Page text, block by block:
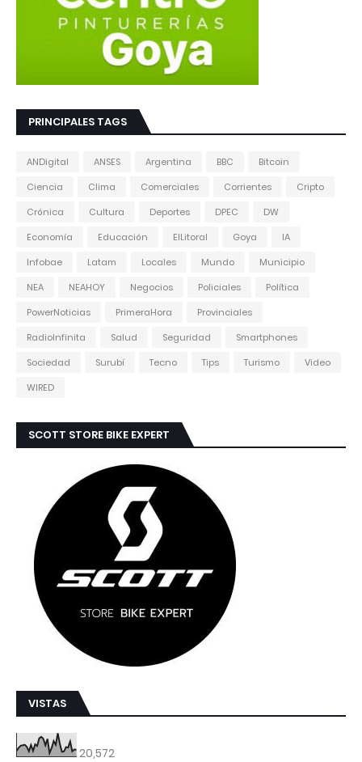
PRINCIPALES TAGS
ANDigital ANSES Argentina BBC
Bitcoin
Ciencia
Clima Comerciales Corrientes
Cripto
Crónica
Cultura Deportes DPEC
DW
Economía
Educación ElLitoral Goya
IA
Infobae
Latam Locales Mundo
Municipio
NEA
NEAHOY Negocios Policiales
Política
PowerNoticias
PrimeraHora
Provinciales
RadioInfinita
Salud Seguridad
Smartphones
Sociedad
Surubí Tecno Tips Turismo
Video
WIRED
SCOTT STORE BIKE EXPERT
VISTAS
20,572